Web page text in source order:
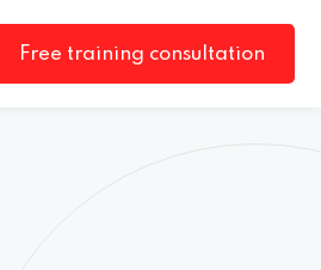
Free training consultation